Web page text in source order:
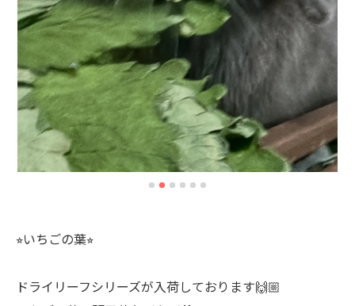
⭐︎いちごの葉⭐︎
ドライリーフシリーズが入荷しております🙌🏼